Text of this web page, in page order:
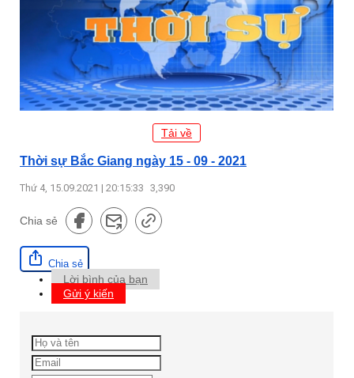
Tải về
Thời sự Bắc Giang ngày 15 - 09 - 2021
Thứ 4, 15.09.2021 | 20:15:33 3,390
Chia sẻ
Chia sẻ
Lời bình của bạn
Gửi ý kiến